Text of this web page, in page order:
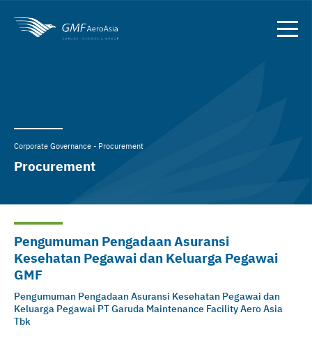
Corporate Governance - Procurement
Procurement
Pengumuman Pengadaan Asuransi
Kesehatan Pegawai dan Keluarga Pegawai
GMF
Pengumuman Pengadaan Asuransi Kesehatan Pegawai dan
Keluarga Pegawai PT Garuda Maintenance Facility Aero Asia
Tbk